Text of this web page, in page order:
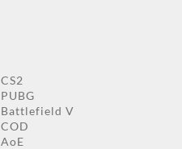
CS2
PUBG
Battlefield V
COD
AoE